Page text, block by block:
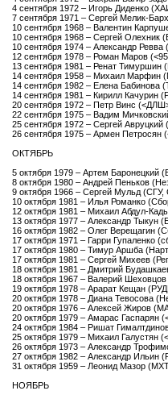
4 сентября 1972 – Игорь Диденко
7 сентября 1971 – Сергей Мелик-
10 сентября 1968 – Валентин
10 сентября 1968 – Сергей Олехник
10 сентября 1974 – Александр
12 сентября 1978 – Роман Маров
13 сентября 1981 – Ренат
14 сентября 1958 – Михаил Марфин
14 сентября 1982 – Елена
14 сентября 1981 – Кирилл
20 сентября 1972 – Петр Винс
22 сентября 1975 – Вадим
25 сентября 1972 – Сергей
26 сентября 1975 – Армен Петросян
ОКТЯБРЬ
5 октября 1979 – Артем Баронецкий
8 октября 1980 – Андрей Пеньков
9 октября 1966 – Сергей Мульд
10 октября 1981 – Илья Романко
12 октября 1981 – Михаил Абдул-
13 октября 1977 – Александр
16 октября 1982 – Олег Верещагин
17 октября 1971 – Гарри Гупаленко
17 октября 1980 – Тимур Аршба
17 октября 1981 – Сергей Михеев
18 октября 1981 – Дмитрий
18 октября 1967 – Валерий
19 октября 1978 – Арарат Кещан
20 октября 1978 – Диана Тевосова
20 октября 1976 – Алексей Жиров
20 октября 1979 – Амарас
24 октября 1984 – Ришат
25 октября 1979 – Михаил Галустян
26 октября 1973 – Александр
27 октября 1982 – Александр Ильин
31 октября 1959 – Леонид Мазор
НОЯБРЬ